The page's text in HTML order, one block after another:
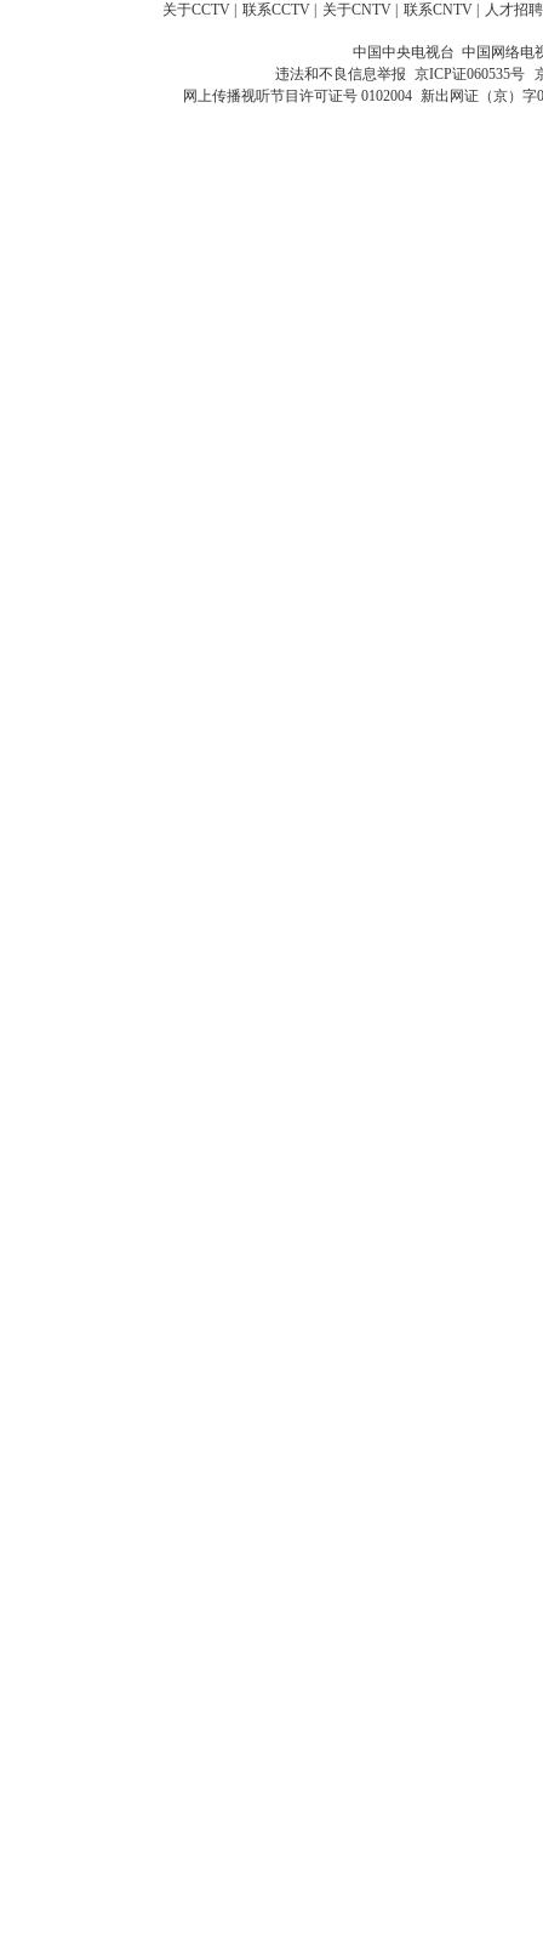
关于CCTV 联系CCTV 关于CNTV 联系CNTV 人才招聘
中国中央电视台 中国网络电
违法和不良信息举报 京ICP证060535号
网上传播视听节目许可证号 0102004 新出网证（京）